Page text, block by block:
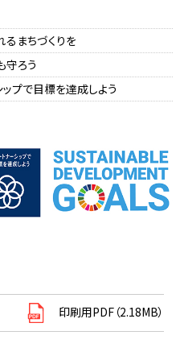
まちづくりを
守ろう
プで目標を達成しよう
印刷用PDF（2.18MB）